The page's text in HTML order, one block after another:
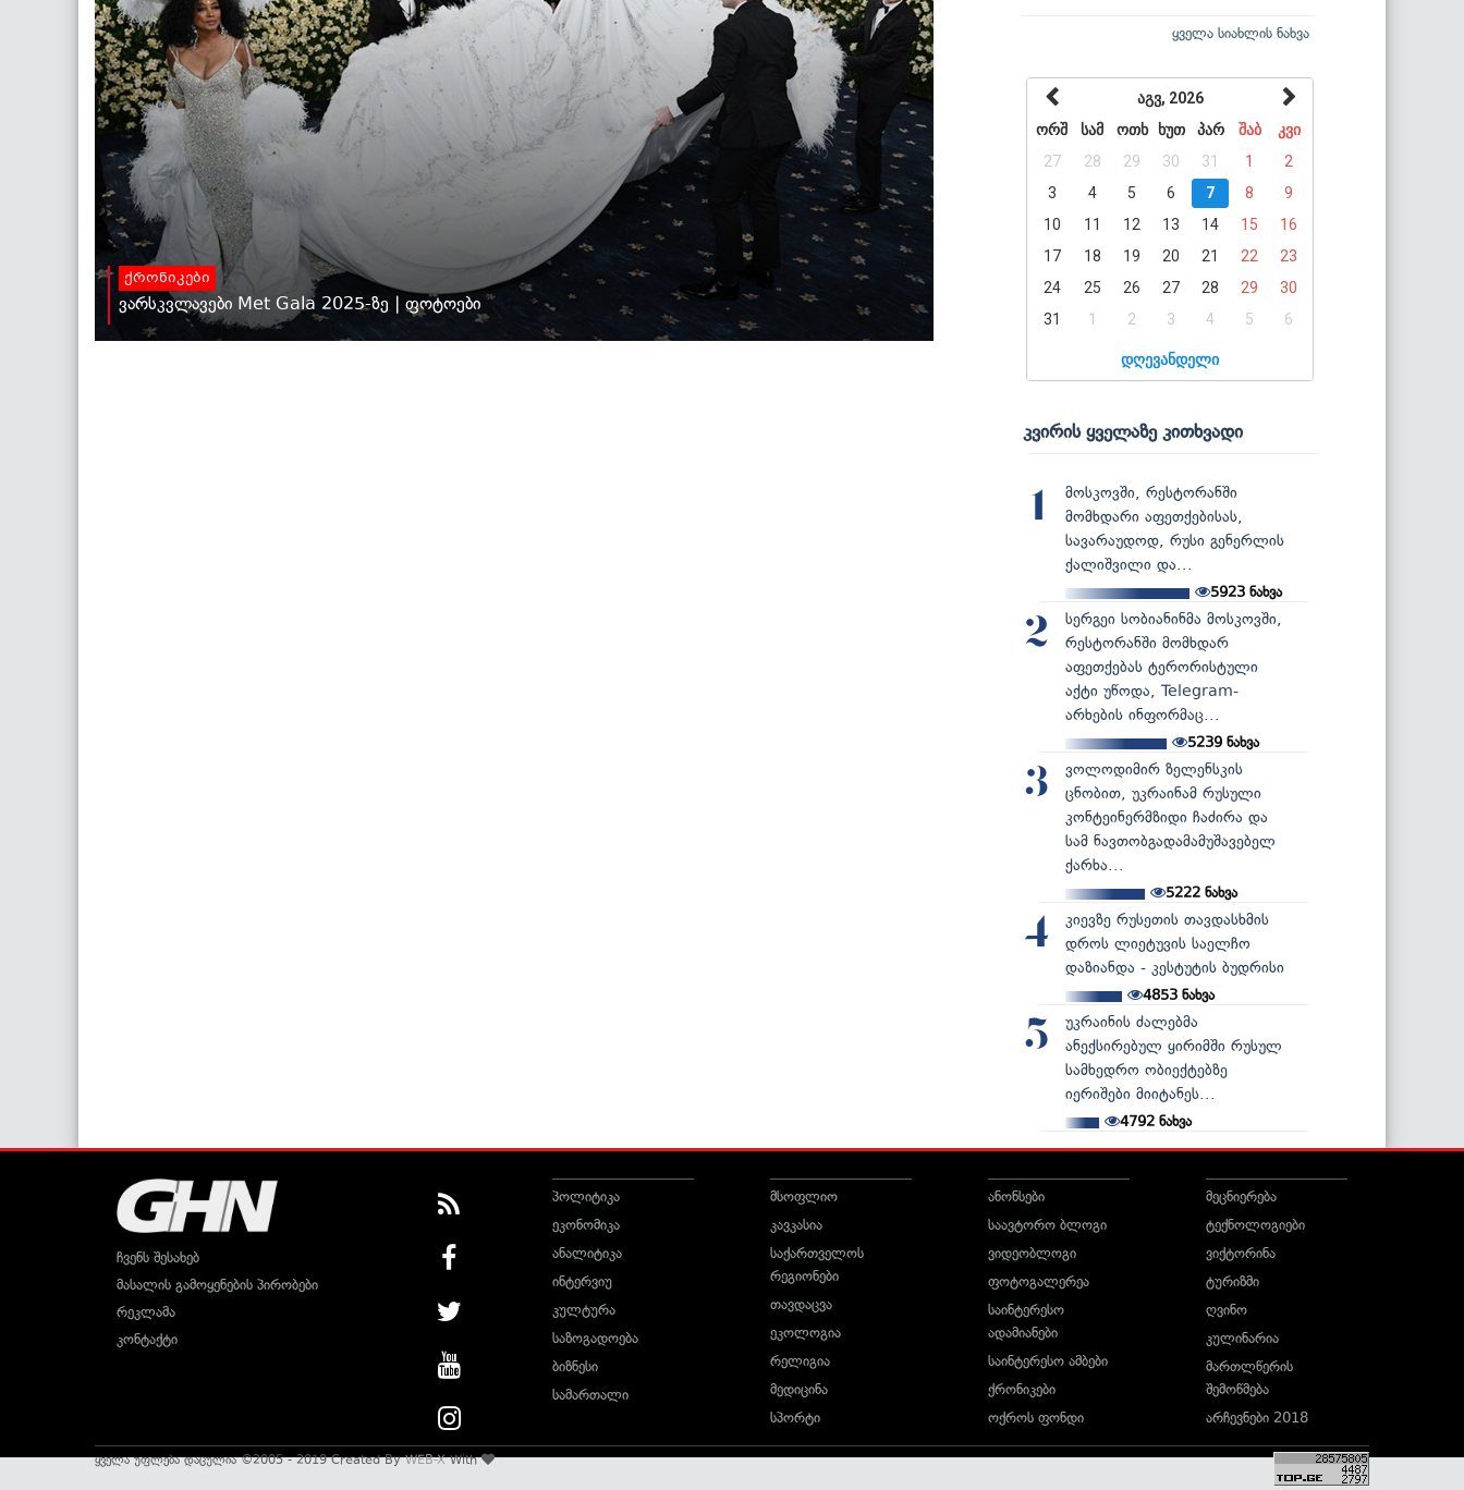
ქრონიკები
ვარსკვლავები Met Gala 2025-ზე | ფოტოები
ყველა სიახლის ნახვა
აგვ, 2026
ორშ
სამ ოთხ ხუთ პარ შაბ
კვი
27
28 29 30 31 1
2
3
4 5 6 7 8
9
10
11 12 13 14 15
16
17
18 19 20 21 22
23
24
25 26 27 28 29
30
31
1 2 3 4 5 6
დღევანდელი
კვირის ყველაზე კითხვადი
1
მოსკოვში, რესტორანში
მომხდარი აფეთქებისას,
სავარაუდოდ, რუსი გენერლის
ქალიშვილი და...
5923 ნახვა
2
სერგეი სობიანინმა მოსკოვში,
რესტორანში მომხდარ
აფეთქებას ტერორისტული
აქტი უწოდა, Telegram-
არხების ინფორმაც...
5239 ნახვა
3
ვოლოდიმირ ზელენსკის
ცნობით, უკრაინამ რუსული
კონტეინერმზიდი ჩაძირა და
სამ ნავთობგადამამუშავებელ
ქარხა...
5222ნახვა
4
კიევზე რუსეთის თავდასხმის
დროს ლიეტუვის საელჩო
დაზიანდა - კესტუტის ბუდრისი
4853ნახვა
5
უკრაინის ძალებმა
ანექსირებულ ყირიმში რუსულ
სამხედრო ობიექტებზე
იერიშები მიიტანეს...
4792 ნახვა
ჩვენს შესახებ
მასალის გამოყენების პირობები
რეკლამა
კონტაქტი
პოლიტიკა
ეკონომიკა
ანალიტიკა
ინტერვიუ
კულტურა
საზოგადოება
ბიზნესი
სამართალი
მსოფლიო
კავკასია
საქართველოს
რეგიონები
თავდაცვა
ეკოლოგია
რელიგია
მედიცინა
სპორტი
ანონსები
საავტორო ბლოგი
ვიდეობლოგი
ფოტოგალერეა
საინტერესო
ადამიანები
საინტერესო ამბები
ქრონიკები
ოქროს ფონდი
მეცნიერება
ტექნოლოგიები
ვიქტორინა
ტურიზმი
ღვინო
კულინარია
მართლწერის
შემოწმება
არჩევნები 2018
ყველა უფლება დაცულია ©2005 - 2019 Created ByWEB-XWith